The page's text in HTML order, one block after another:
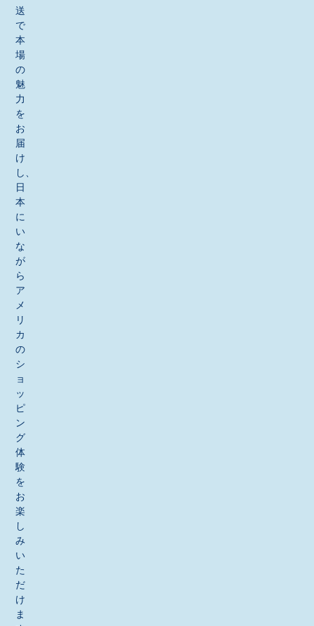
送
で
本
場
の
魅
力
を
お
届
け
し、
日
本
に
い
な
が
ら
ア
メ
リ
カ
の
シ
ョ
ッ
ピ
ン
グ
体
験
を
お
楽
し
み
い
た
だ
け
ま